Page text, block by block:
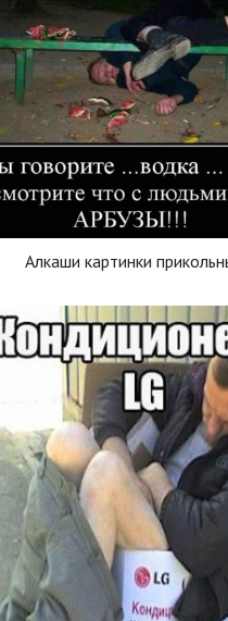
Алкаши картинки